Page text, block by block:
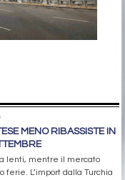
MENO RIBASSISTE IN
lenti, mentre il mercato
ferie. L’import dalla Turchia